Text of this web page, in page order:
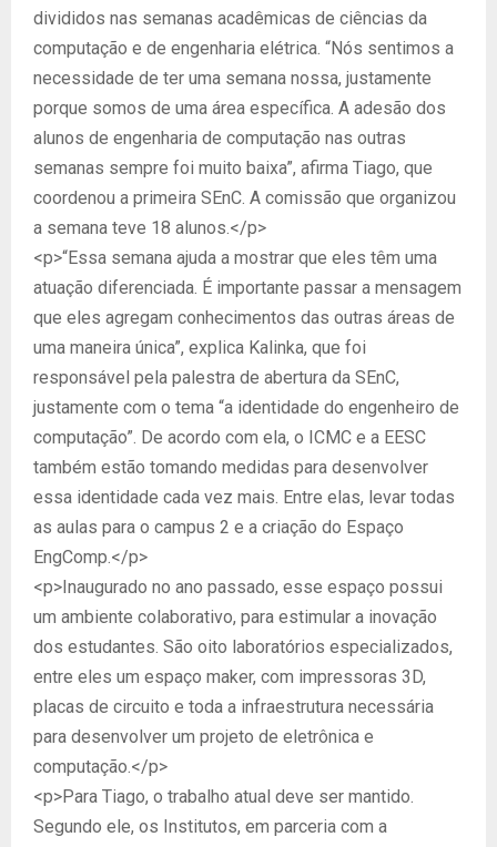
divididos nas semanas acadêmicas de ciências da
computação e de engenharia elétrica. “Nós sentimos a
necessidade de ter uma semana nossa, justamente
porque somos de uma área específica. A adesão dos
alunos de engenharia de computação nas outras
semanas sempre foi muito baixa”, afirma Tiago, que
coordenou a primeira SEnC. A comissão que organizou
a semana teve 18 alunos.</p>
<p>“Essa semana ajuda a mostrar que eles têm uma
atuação diferenciada. É importante passar a mensagem
que eles agregam conhecimentos das outras áreas de
uma maneira única”, explica Kalinka, que foi
responsável pela palestra de abertura da SEnC,
justamente com o tema “a identidade do engenheiro de
computação”. De acordo com ela, o ICMC e a EESC
também estão tomando medidas para desenvolver
essa identidade cada vez mais. Entre elas, levar todas
as aulas para o campus 2 e a criação do Espaço
EngComp.</p>
<p>Inaugurado no ano passado, esse espaço possui
um ambiente colaborativo, para estimular a inovação
dos estudantes. São oito laboratórios especializados,
entre eles um espaço maker, com impressoras 3D,
placas de circuito e toda a infraestrutura necessária
para desenvolver um projeto de eletrônica e
computação.</p>
<p>Para Tiago, o trabalho atual deve ser mantido.
Segundo ele, os Institutos, em parceria com a